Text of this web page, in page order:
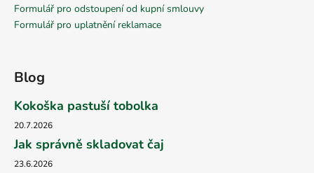
Formulář pro odstoupení od kupní smlouvy
Formulář pro uplatnění reklamace
Blog
Kokoška pastuší tobolka
20.7.2026
Jak správně skladovat čaj
23.6.2026